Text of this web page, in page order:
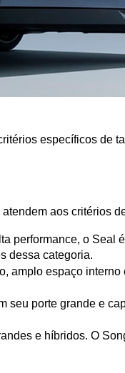
específicos de
aos critérios
performance, o Seal
dessa categoria.
amplo espaço
seu porte grande e
e híbridos. O